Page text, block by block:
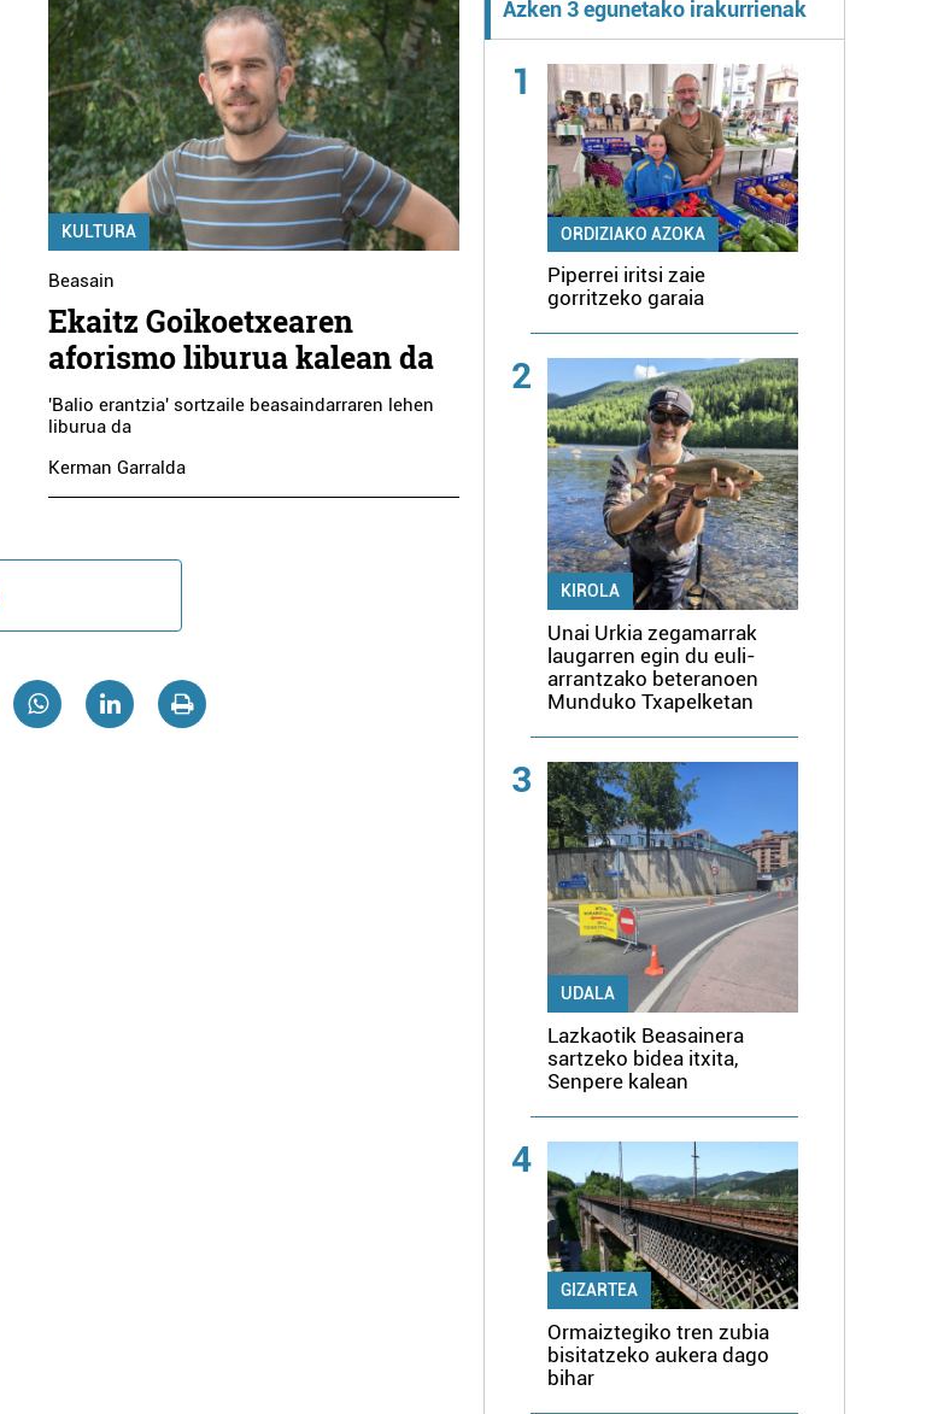
KULTURA
Beasain
Ekaitz Goikoetxearen
aforismo liburua kalean da
'Balio erantzia' sortzaile beasaindarraren lehen
liburua da
Kerman Garralda
Azken 3 egunetako irakurrienak
1
ORDIZIAKO AZOKA
Piperrei iritsi zaie
gorritzeko garaia
2
KIROLA
Unai Urkia zegamarrak
laugarren egin du euli-
arrantzako beteranoen
Munduko Txapelketan
3
UDALA
Lazkaotik Beasainera
sartzeko bidea itxita,
Senpere kalean
4
GIZARTEA
Ormaiztegiko tren zubia
bisitatzeko aukera dago
bihar